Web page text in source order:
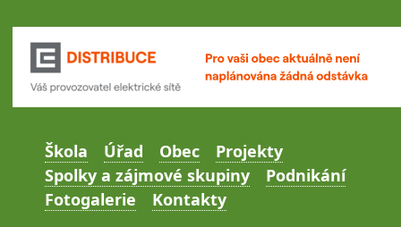
Škola Úřad Obec
Projekty
Spolky a zájmové skupiny
Podnikání
Fotogalerie
Kontakty